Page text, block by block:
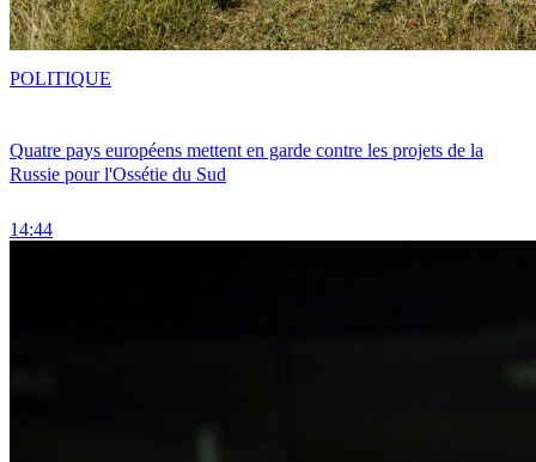
Quatre pays européens mettent en garde contre les projets de la
Russie pour l'Ossétie du Sud
14:44
POLITIQUE